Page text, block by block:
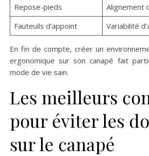
Repose-pieds
Alignement
Fauteuils d’appoint
Variabilité
En fin de compte, créer un
ergonomique sur son canapé fait
mode de vie sain.
Les meilleurs
pour éviter les
sur le canapé